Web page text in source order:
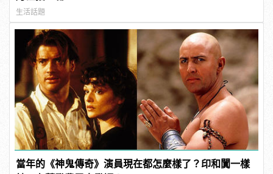
生活話題
當年的《神鬼傳奇》演員現在都怎麼樣了？印和闐一樣